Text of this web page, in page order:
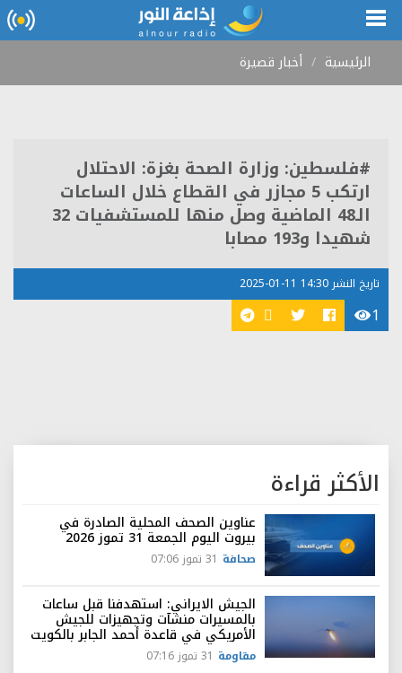
الرئيسية أخبار قصيرة
#فلسطين: وزارة الصحة بغزة: الاحتلال
ارتكب 5 مجازر في القطاع خلال الساعات
الـ48 الماضية وصل منها للمستشفيات 32
شهيدا و193 مصابا
تاريخ النشر 14:30 11-01-2025
1
الأكثر قراءة
عناوين الصحف المحلية الصادرة في
بيروت اليوم الجمعة 31 تموز 2026
صحافة 31 تموز 07:06
الجيش الايراني: استهدفنا قبل ساعات
بالمسيرات منشآت وتجهيزات للجيش
الأمريكي في قاعدة أحمد الجابر بالكويت
مقاومة 31 تموز 07:16